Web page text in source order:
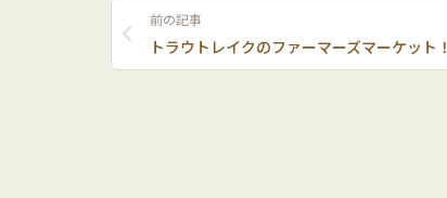
前の記事
トラウトレイクのファーマーズマーケット！